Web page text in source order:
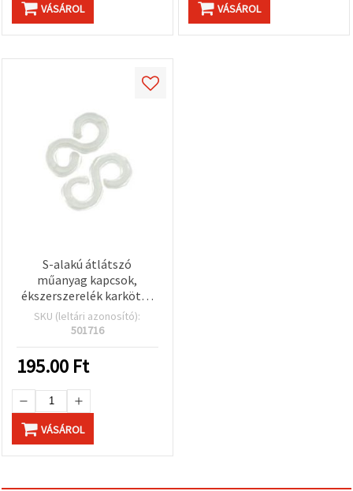
VÁSÁROL VÁSÁROL
S-alakú átlátszó
műanyag kapcsok,
ékszerszerelék karkötő-
és nyaklánckészítéshez,
13 mm, 50 db/csomag
SKU (leltári azonosító):
501716
195.00 Ft
VÁSÁROL